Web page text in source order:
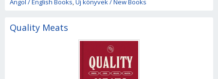
Angol / English Books,Új könyvek / New Books
Quality Meats